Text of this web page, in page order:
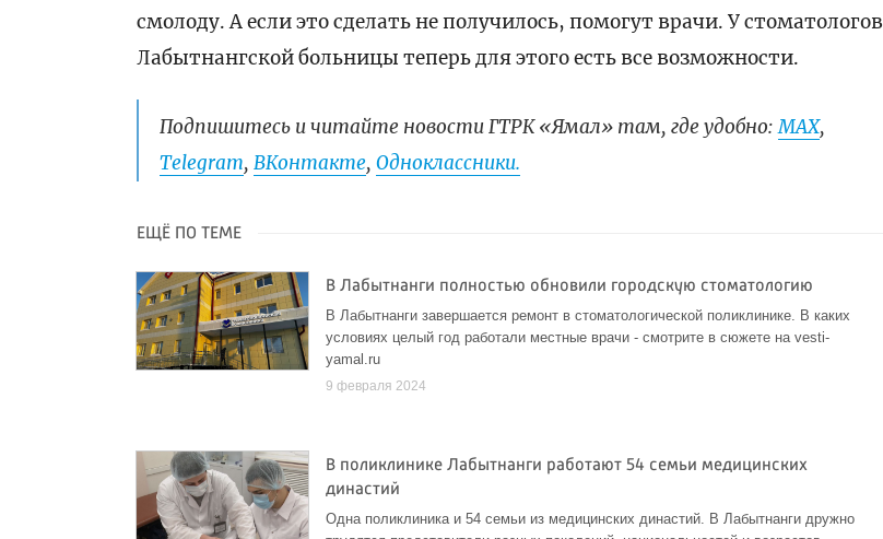
смолоду. А если это сделать не получилось, помогут врачи. У стоматологов
Лабытнангской больницы теперь для этого есть все возможности.
Подпишитесь и читайте новости ГТРК «Ямал» там, где удобно:МАХ,
Telegram,ВКонтакте,Одноклассники.
ЕЩЁ ПО ТЕМЕ
В Лабытнанги полностью обновили городскую стоматологию
В Лабытнанги завершается ремонт в стоматологической поликлинике. В каких
условиях целый год работали местные врачи - смотрите в сюжете на vesti-
yamal.ru
9 февраля 2024
В поликлинике Лабытнанги работают 54 семьи медицинских
династий
Одна поликлиника и 54 семьи из медицинских династий. В Лабытнанги дружно